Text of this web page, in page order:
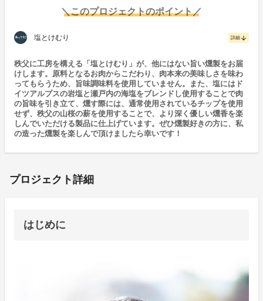
＼このプロジェクトのポイント／
塩とけむり 詳細 arrow_downward
秩父に工房を構える「塩とけむり」が、他にはない旨い燻製をお届
けします。原料となるお肉からこだわり、肉本来の美味しさを味わ
ってもらうため、旨味調味料を使用していません。また、塩にはド
イツアルプスの岩塩と瀬戸内の海塩をブレンドし使用することで肉
の旨味を引き立て、燻す際には、通常使用されているチップを使用
せず、秩父の山桜の薪を使用することで、より深く優しい燻香を楽
しんでいただける製品に仕上げています。ぜひ燻製好きの方に、私
の造った燻製を楽しんで頂けましたら幸いです！
プロジェクト詳細
はじめに